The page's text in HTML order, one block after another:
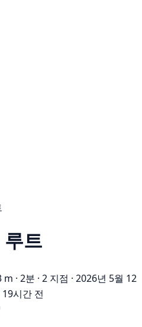
트
m · 2분 · 2 지점 · 2026년 5월 12
시간 전